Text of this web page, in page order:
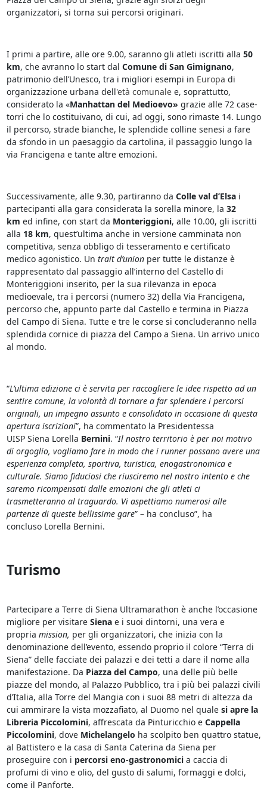
organizzatori, si torna sui percorsi originari.
I primi a partire, alle ore 9.00, saranno gli atleti iscritti alla 50
km, che avranno lo start dal Comune di San Gimignano,
patrimonio dell’Unesco, tra i migliori esempi in Europa di
organizzazione urbana dell'età comunalee, soprattutto,
considerato la «Manhattan del Medioevo» grazie alle 72 case-
torri che lo costituivano, di cui, ad oggi, sono rimaste 14. Lungo
il percorso, strade bianche, le splendide colline senesi a fare
da sfondo in un paesaggio da cartolina, il passaggio lungo la
via Francigena e tante altre emozioni.
Successivamente, alle 9.30, partiranno da Colle val d’Elsai
partecipanti alla gara considerata la sorella minore, la 32
km ed infine, con start da Monteriggioni, alle 10.00, gli iscritti
alla 18 km, quest’ultima anche in versione camminata non
competitiva, senza obbligo di tesseramento e certificato
medico agonistico. Un trait d’unionper tutte le distanze è
rappresentato dal passaggio all’interno del Castello di
Monteriggioni inserito, per la sua rilevanza in epoca
medioevale, tra i percorsi (numero 32) della Via Francigena,
percorso che, appunto parte dal Castello e termina in Piazza
del Campo di Siena. Tutte e tre le corse si concluderanno nella
splendida cornice di piazza del Campo a Siena. Un arrivo unico
al mondo.
“L’ultima edizione ci è servita per raccogliere le idee rispetto ad un
sentire comune, la volontà di tornare a far splendere i percorsi
originali, un impegno assunto e consolidato in occasione di questa
apertura iscrizioni”, ha commentato la Presidentessa
UISP Siena Lorella Bernini. “Il nostro territorio è per noi motivo
di orgoglio, vogliamo fare in modo che i runner possano avere una
esperienza completa, sportiva, turistica, enogastronomica e
culturale. Siamo fiduciosi che riusciremo nel nostro intento e che
saremo ricompensati dalle emozioni che gli atleti ci
trasmetteranno al traguardo. Vi aspettiamo numerosi alle
partenze di queste bellissime gare” – ha concluso”, ha
concluso Lorella Bernini.
Turismo
Partecipare a Terre di Siena Ultramarathon è anche l’occasione
migliore per visitare Sienae i suoi dintorni, una vera e
propria mission, per gli organizzatori, che inizia con la
denominazione dell’evento, essendo proprio il colore “Terra di
Siena” delle facciate dei palazzi e dei tetti a dare il nome alla
manifestazione. Da Piazza del Campo, una delle più belle
piazze del mondo, al Palazzo Pubblico, tra i più bei palazzi civili
d’Italia, alla Torre del Mangia con i suoi 88 metri di altezza da
cui ammirare la vista mozzafiato, al Duomo nel quale si apre la
Libreria Piccolomini, affrescata da Pinturicchio e Cappella
Piccolomini, dove Michelangelo ha scolpito ben quattro statue,
al Battistero e la casa di Santa Caterina da Siena per
proseguire con i percorsi eno-gastronomicia caccia di
profumi di vino e olio, del gusto di salumi, formaggi e dolci,
come il Panforte.